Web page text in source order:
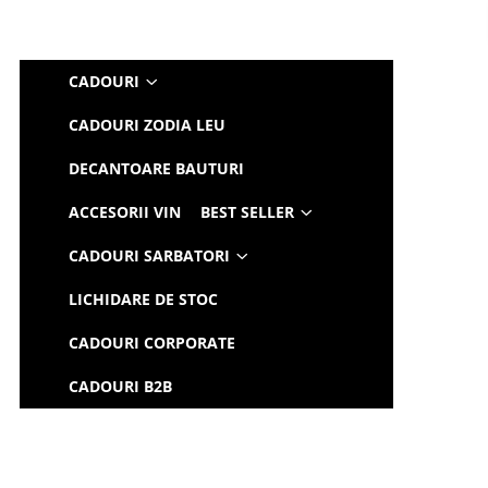
CADOURI
CADOURI ZODIA LEU
DECANTOARE BAUTURI
ACCESORII VIN BEST SELLER
CADOURI SARBATORI
LICHIDARE DE STOC
CADOURI CORPORATE
CADOURI B2B